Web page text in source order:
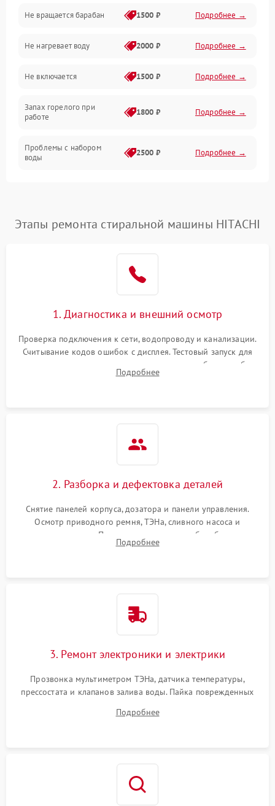
Слив
Программное обеспечение
Не вращается барабан 1500 ₽ Подробнее →
Не нагревает воду 2000 ₽ Подробнее →
Не включается 1500 ₽ Подробнее →
Запах горелого при
работе
1800 ₽ Подробнее →
Проблемы с набором
воды
2500 ₽ Подробнее →
2200 ₽ Подробнее →
Этапы ремонта стиральной машины HITACHI
1. Диагностика и внешний осмотр
Проверка подключения к сети, водопроводу и канализации.
Считывание кодов ошибок с дисплея. Тестовый запуск для
выявления посторонних шумов, протечек или сбоев в работе
электронного модуля управления.
Подробнее
2. Разборка и дефектовка деталей
Снятие панелей корпуса, дозатора и панели управления.
Осмотр приводного ремня, ТЭНа, сливного насоса и
амортизаторов. Проверка подшипников барабана и
крестовины на износ, а манжеты люка на разрывы.
Подробнее
3. Ремонт электроники и электрики
Прозвонка мультиметром ТЭНа, датчика температуры,
прессостата и клапанов залива воды. Пайка поврежденных
Восстановление целостности проводки и контактов.
Подробнее